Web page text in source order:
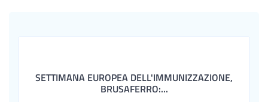
SETTIMANA EUROPEA DELL'IMMUNIZZAZIONE,
BRUSAFERRO:...